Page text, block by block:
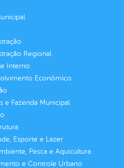
Regional
Interno
Econômico
e Fazenda Municipal
Esporte e Lazer
Pesca e Aquicultura
e Controle Urbano